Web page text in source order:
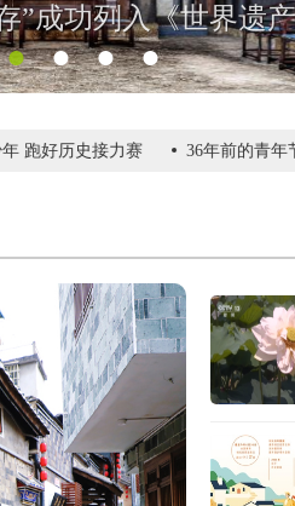
”成功列入《世界遗产
● ● ● ●
跑好历史接力赛 36年前的青年节